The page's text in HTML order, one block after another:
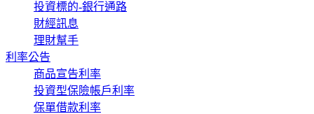
投資標的-銀行通路
財經訊息
理財幫手
利率公告
商品宣告利率
投資型保險帳戶利率
保單借款利率